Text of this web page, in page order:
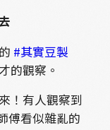
#其實豆製
的觀察。
！有人觀察到
傅看似雜亂的